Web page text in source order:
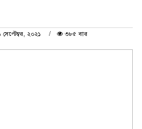
২০২১
৩৮৫ বার